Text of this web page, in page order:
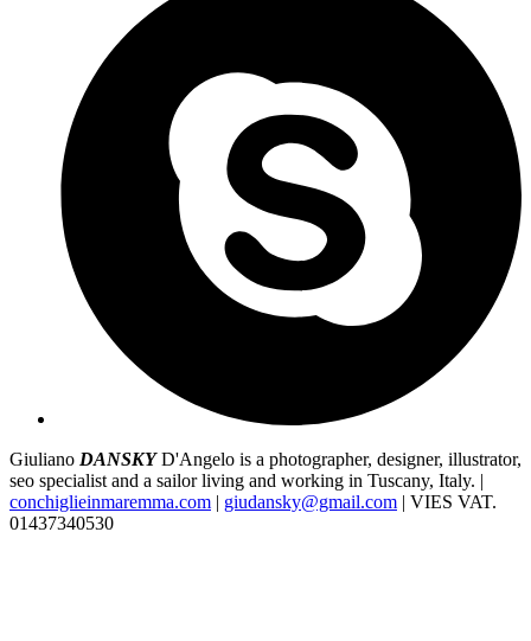
Giuliano DANSKY D'Angelo is a photographer, designer, illustrator,
seo specialist and a sailor living and working in Tuscany, Italy. |
conchiglieinmaremma.com | giudansky@gmail.com | VIES VAT.
01437340530